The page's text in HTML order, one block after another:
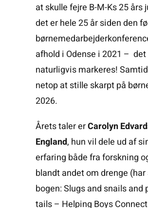
at skulle fejre B-M-Ks 25
det er hele 25 år siden den
afhold i Odense i 2021 – det
naturligvis markeres!
netop at stille skarpt på
2026.
Årets taler erCarolyn
England, hun vil dele ud af
erfaring både fra forskning
blandt andet om drenge
bogen: Slugs and snails and
tails – Helping Boys